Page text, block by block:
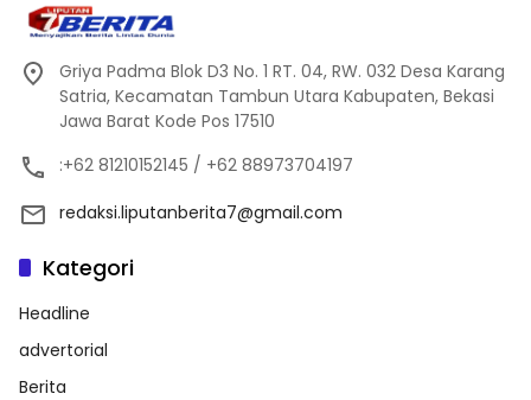
Griya Padma Blok D3 No. 1 RT. 04, RW. 032 Desa Karang
Satria, Kecamatan Tambun Utara Kabupaten, Bekasi
Jawa Barat Kode Pos 17510
:+62 81210152145 / +62 88973704197
redaksi.liputanberita7@gmail.com
Kategori
Headline
advertorial
Berita